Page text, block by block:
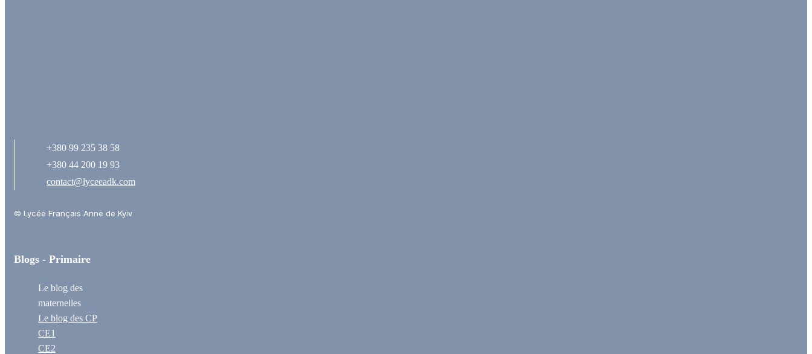
+380 99 235 38 58
+380 44 200 19 93
contact@lyceeadk.com
© Lycée Français Anne de Kyiv
Blogs - Primaire
Le blog des
maternelles
Le blog des CP
CE1
CE2